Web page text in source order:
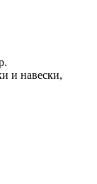
и навески,